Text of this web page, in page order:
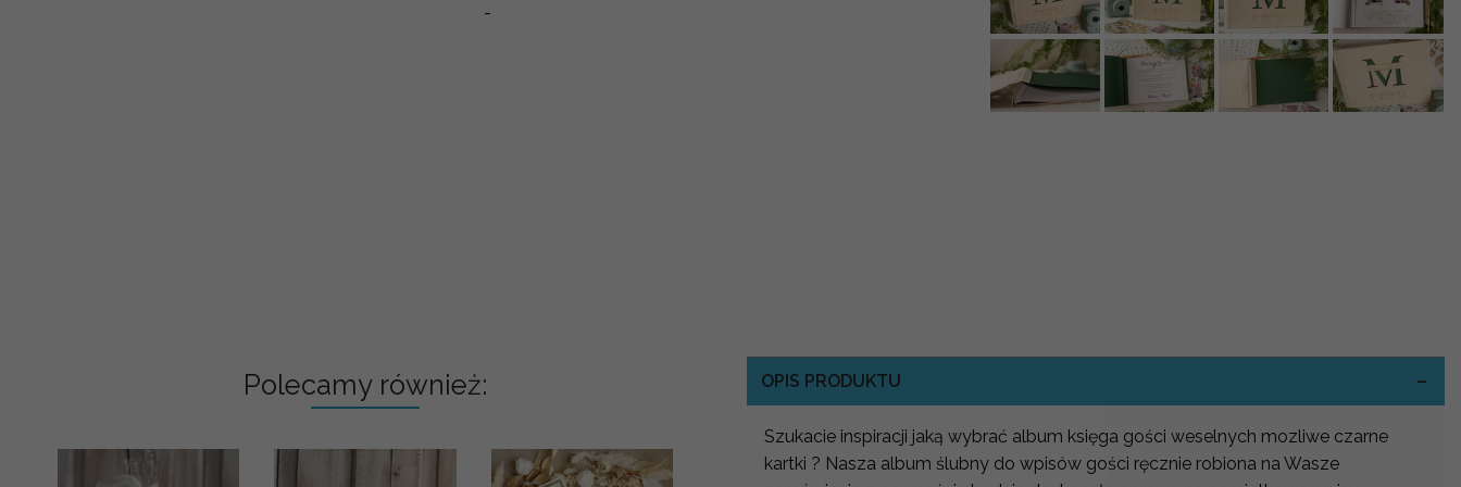
- -
Polecamy również: OPIS PRODUKTU
Szukacie inspiracji jaką wybrać album księga gości weselnych mozliwe czarne
kartki ? Nasza album ślubny do wpisów gości ręcznie robiona na Wasze